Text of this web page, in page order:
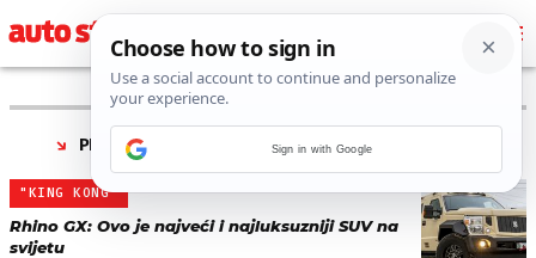
PRONAĐENO 37 REZULTATA ZA TAG “
"KING KONG"
Rhino GX: Ovo je najveći i najluksuzniji SUV na
svijetu
Sign in with Google